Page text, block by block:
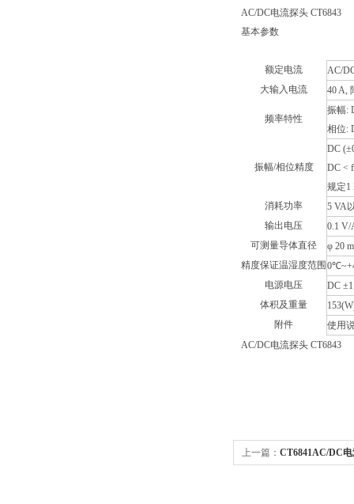
AC/DC电流探头 CT6843
基本参数
额定电流
AC/
大输入电流
40 A,
频率特性
振幅:
相位:
振幅/相位精度
DC
DC <
规定1
消耗功率
5 VA
输出电压
0.1 V/
可测量导体直径
φ 20
精度保证温湿度范围
电源电压
DC
体积及重量
附件
使用
AC/DC电流探头 CT6843
上一篇： CT6841AC/DC